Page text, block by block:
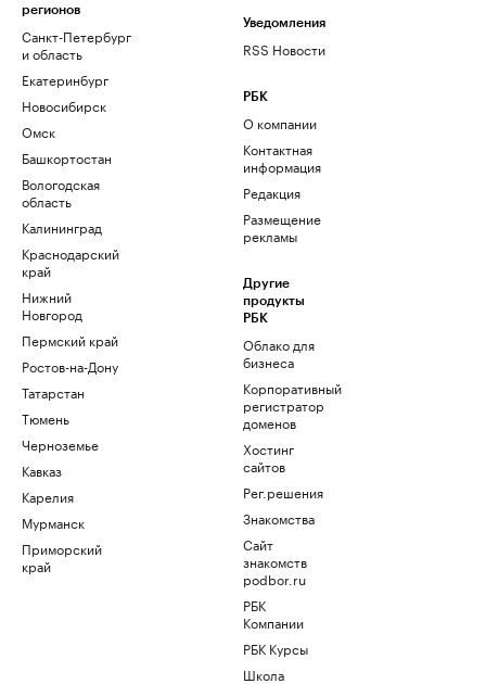
регионов
Санкт-Петербург
и область
Екатеринбург
Новосибирск
Омск
Башкортостан
Вологодская
область
Калининград
Краснодарский
край
Нижний
Новгород
Пермский край
Ростов-на-Дону
Татарстан
Тюмень
Черноземье
Кавказ
Карелия
Мурманск
Приморский
край
Уведомления
RSS Новости
РБК
О компании
Контактная
информация
Редакция
Размещение
рекламы
Другие
продукты
РБК
Облако для
бизнеса
Корпоративный
регистратор
доменов
Хостинг
сайтов
Рег.решения
Знакомства
Сайт
знакомств
podbor.ru
РБК
Компании
РБК Курсы
Школа